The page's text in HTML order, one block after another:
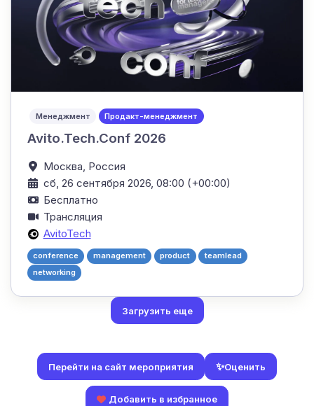
Менеджмент Продакт-менеджмент
Avito.Tech.Conf 2026
Москва, Россия
сб, 26 сентября 2026, 08:00 (+00:00)
Бесплатно
Трансляция
AvitoTech
conference management product
teamlead
networking
Загрузить еще
Перейти на сайт мероприятия ✨Оценить
Добавить в избранное